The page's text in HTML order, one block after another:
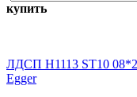
купить
ЛДСП H1113 ST10
Egger